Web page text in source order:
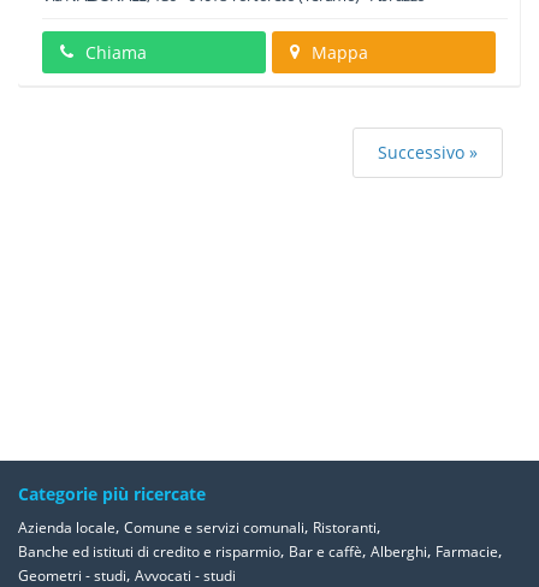
Chiama Mappa
Successivo »
Categorie più ricercate
Azienda locale, Comune e servizi comunali, Ristoranti,
Banche ed istituti di credito e risparmio, Bar e caffè, Alberghi, Farmacie,
Geometri - studi, Avvocati - studi